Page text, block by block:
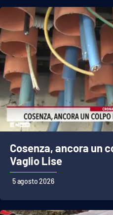
Cosenza, ancora un
Vaglio Lise
5 agosto 2026